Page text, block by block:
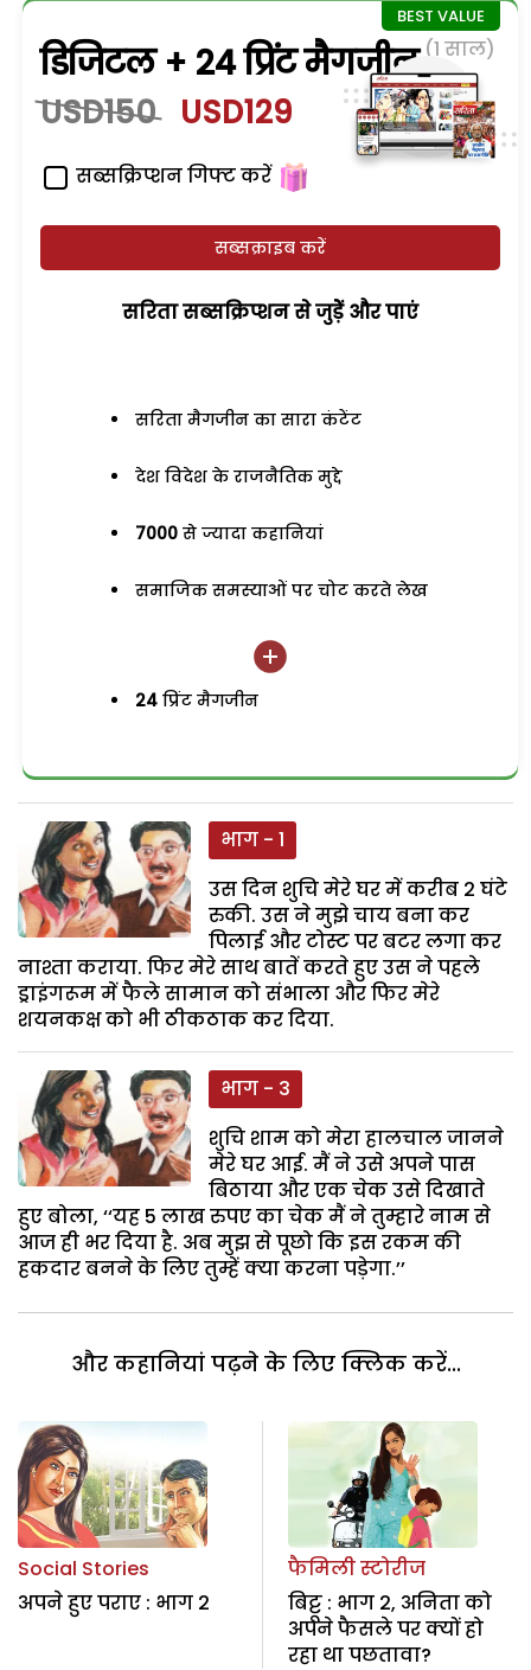
डिजिटल + 24 प्रिंट मैगजीन (1 साल)
USD150 USD129
सब्सक्रिप्शन गिफ्ट करें
सब्सक्राइब करें
सरिता सब्सक्रिप्शन से जुड़ेें और पाएं
सरिता मैगजीन का सारा कंटेंट
देश विदेश के राजनैतिक मुद्दे
7000 से ज्यादा कहानियां
समाजिक समस्याओं पर चोट करते लेख
24 प्रिंट मैगजीन
भाग - 1
उस दिन शुचि मेरे घर में करीब 2 घंटे
रुकी. उस ने मुझे चाय बना कर
पिलाई और टोस्ट पर बटर लगा कर
नाश्ता कराया. फिर मेरे साथ बातें करते हुए उस ने पहले
ड्राइंगरूम में फैले सामान को संभाला और फिर मेरे
शयनकक्ष को भी ठीकठाक कर दिया.
भाग - 3
शुचि शाम को मेरा हालचाल जानने
मेरे घर आई. मैं ने उसे अपने पास
बिठाया और एक चेक उसे दिखाते
हुए बोला, ‘‘यह 5 लाख रुपए का चेक मैं ने तुम्हारे नाम से
आज ही भर दिया है. अब मुझ से पूछो कि इस रकम की
हकदार बनने के लिए तुम्हें क्या करना पड़ेगा.’’
और कहानियां पढ़ने के लिए क्लिक करें...
Social Stories
अपने हुए पराए : भाग 2
फैमिली स्टोरीज
बिट्टू : भाग 2, अनिता को
अपने फैसले पर क्यों हो
रहा था पछतावा?